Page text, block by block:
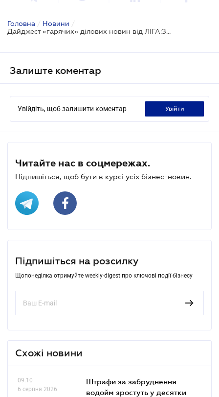
Головна / Новини /
Дайджест «гарячих» ділових новин від ЛІГА:ЗАКОН Бізнес
Залиште коментар
Увійдіть, щоб залишити коментар увійти
Читайте нас в соцмережах.
Підпишіться, щоб бути в курсі усіх бізнес-новин.
Підпишіться на розсилку
Щопонеділка отримуйте weekly-digest про ключові події бізнесу
Схожі новини
09.10
6 серпня 2026
Штрафи за забруднення
водойм зростуть у десятки